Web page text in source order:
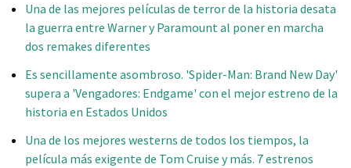
Una de las mejores películas de terror de la historia desata
la guerra entre Warner y Paramount al poner en marcha
dos remakes diferentes
Es sencillamente asombroso. 'Spider-Man: Brand New Day'
supera a 'Vengadores: Endgame' con el mejor estreno de la
historia en Estados Unidos
Una de los mejores westerns de todos los tiempos, la
película más exigente de Tom Cruise y más. 7 estrenos